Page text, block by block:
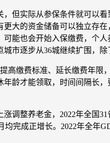
但实际从参保条件就可以
大的资金储备可以独立存
能也会开始入保缴费，个
市逐步从36城继续扩围，
高缴费标准、延长缴费年限
龄才能领取，时间间隔长
调整养老金，2022年全国
完成正增长。2022年全